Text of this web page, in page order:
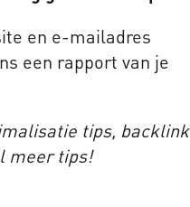
en e-mailadres
een rapport van je
tips, backlink
meer tips!